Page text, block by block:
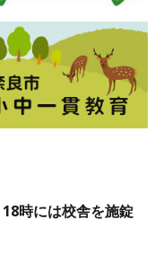
18時には校舎を施錠